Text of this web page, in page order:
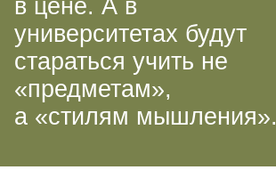
в цене. А в
университетах будут
стараться учить не
«предметам»,
а «стилям мышления».